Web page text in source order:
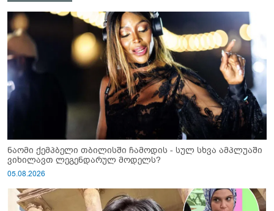
ნაომი ქემპბელი თბილისში ჩამოდის - სულ სხვა ამპლუაში
ვიხილავთ ლეგენდარულ მოდელს?
05.08.2026